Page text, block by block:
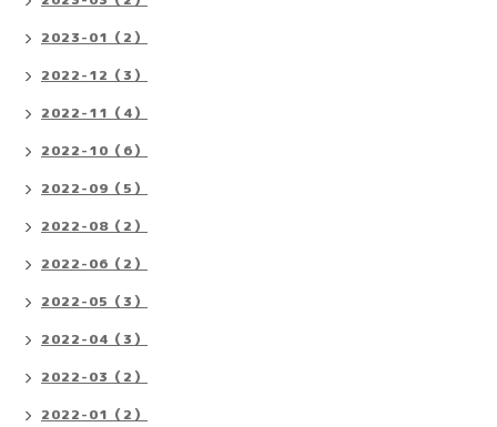
2023-01（2）
2022-12（3）
2022-11（4）
2022-10（6）
2022-09（5）
2022-08（2）
2022-06（2）
2022-05（3）
2022-04（3）
2022-03（2）
2022-01（2）